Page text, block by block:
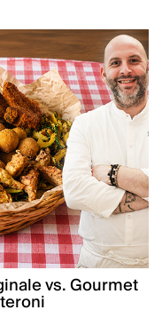
vs. Gourmet